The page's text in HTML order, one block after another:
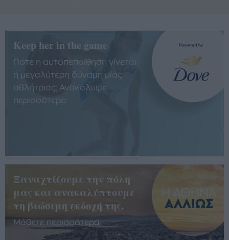
Keep her in the game
Πότε η αυτοπεποίθηση γίνεται
η μεγαλύτερη δύναμη μίας
αθλήτριας; Ανακάλυψε
περισσότερα
Ξαναχτίζουμε την πόλη
μας και ανακαλύπτουμε
τη βιώσιμη εκδοχή της.
Μάθετε περισσότερα